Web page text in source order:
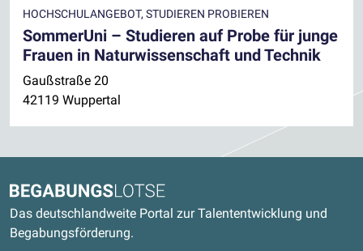
HOCHSCHULANGEBOT, STUDIEREN PROBIEREN
SommerUni – Studieren auf Probe für junge
Frauen in Naturwissenschaft und Technik
Gaußstraße 20
42119 Wuppertal
Begabungslotse
Das deutschlandweite Portal zur Talententwicklung und
Begabungsförderung.